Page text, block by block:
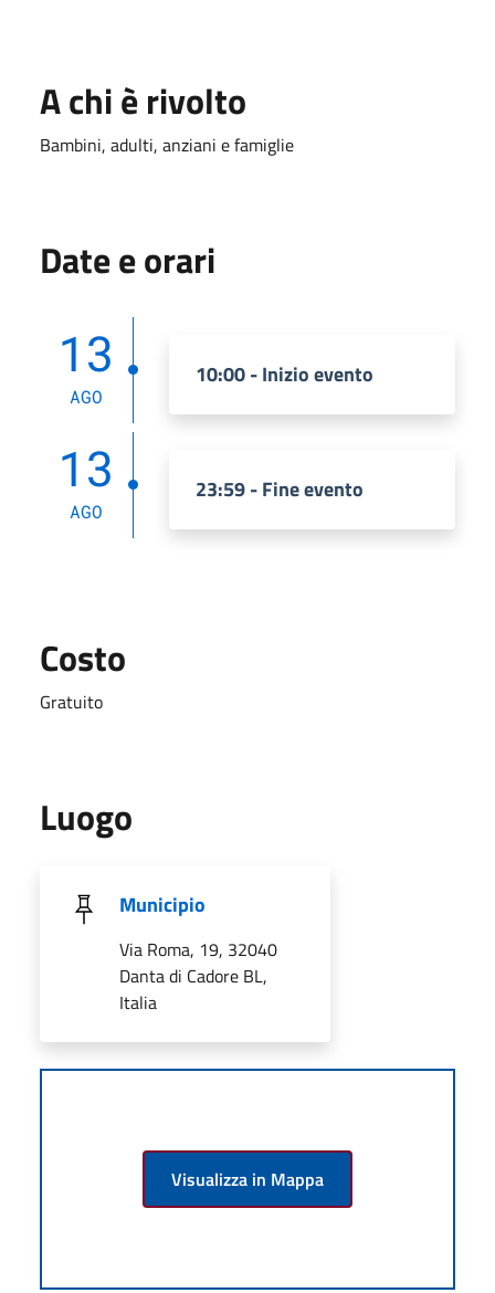
A chi è rivolto
Bambini, adulti, anziani e famiglie
Date e orari
13
AGO
10:00 - Inizio evento
13
AGO
23:59 - Fine evento
Costo
Gratuito
Luogo
Municipio
Via Roma, 19, 32040
Danta di Cadore BL,
Italia
Visualizza in Mappa